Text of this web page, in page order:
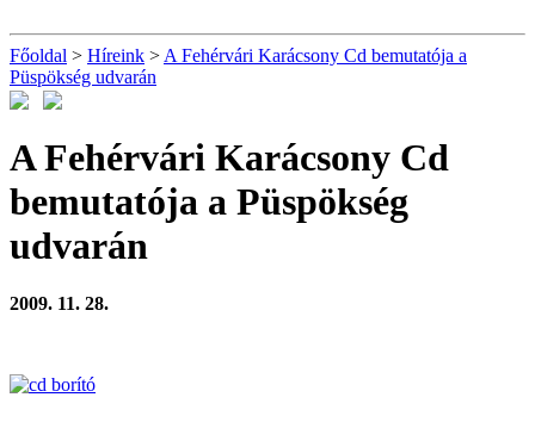
Főoldal > Híreink > A Fehérvári Karácsony Cd bemutatója a
Püspökség udvarán
A Fehérvári Karácsony Cd
bemutatója a Püspökség
udvarán
2009. 11. 28.